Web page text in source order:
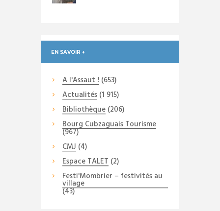
EN SAVOIR +
A l'Assaut ! (653)
Actualités(1 915)
Bibliothèque(206)
Bourg Cubzaguais Tourisme
(967)
CMJ (4)
Espace TALET (2)
Festi'Mombrier – festivités au
village
(43)